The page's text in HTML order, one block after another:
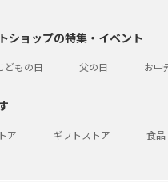
ショップの特集・イベント
どもの日 父の日 お中
ア ギフトストア 食品